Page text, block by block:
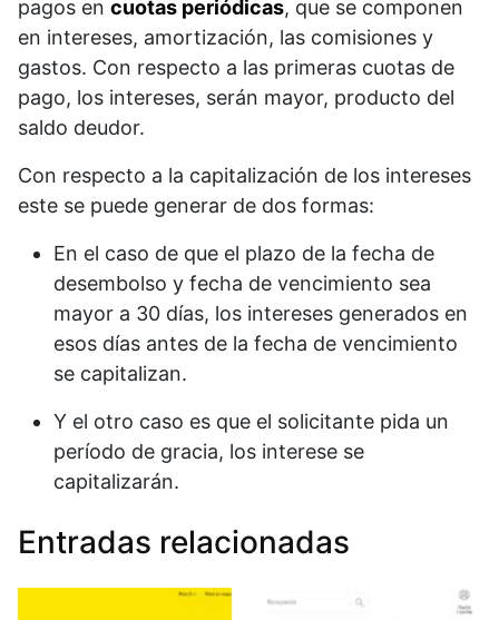
pagos en cuotas periódicas, que se componen
en intereses, amortización, las comisiones y
gastos. Con respecto a las primeras cuotas de
pago, los intereses, serán mayor, producto del
saldo deudor.
Con respecto a la capitalización de los intereses
este se puede generar de dos formas:
En el caso de que el plazo de la fecha de
desembolso y fecha de vencimiento sea
mayor a 30 días, los intereses generados en
esos días antes de la fecha de vencimiento
se capitalizan.
Y el otro caso es que el solicitante pida un
período de gracia, los interese se
capitalizarán.
Entradas relacionadas